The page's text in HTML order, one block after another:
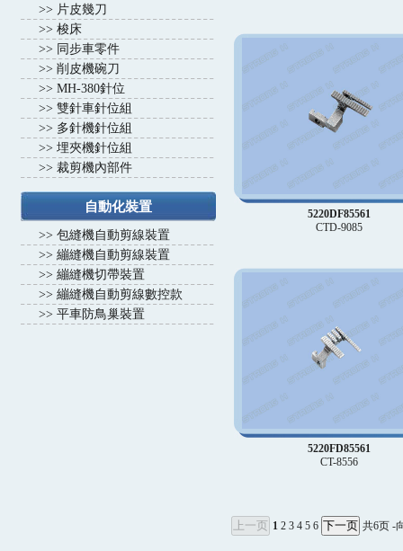
>> 片皮幾刀
>> 梭床
>> 同步車零件
>> 削皮機碗刀
>> MH-380針位
>> 雙針車針位組
>> 多針機針位組
>> 埋夾機針位組
>> 裁剪機內部件
自動化裝置
>> 包縫機自動剪線裝置
>> 繃縫機自動剪線裝置
>> 繃縫機切帶裝置
>> 繃縫機自動剪線數控款
>> 平車防鳥巢裝置
5220DF85561
CTD-9085
5220FD85561
CT-8556
1 2 3 4 5 6 共6页 -